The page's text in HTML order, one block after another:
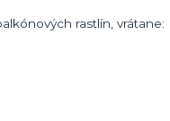
rastlín, vrátane: